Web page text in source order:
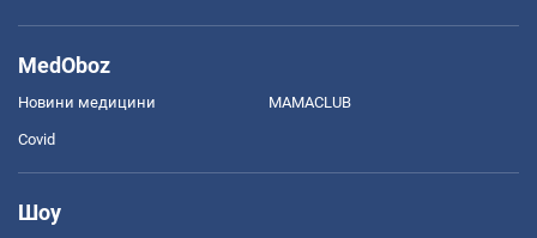
MedOboz
Новини медицини MAMACLUB
Covid
Шоу